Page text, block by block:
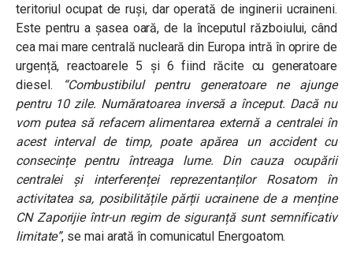
teritoriul ocupat de ruși, dar operată de inginerii ucraineni.
Este pentru a șasea oară, de la începutul războiului, când
cea mai mare centrală nucleară din Europa intră în oprire de
urgență, reactoarele 5 și 6 fiind răcite cu generatoare
diesel.
“Combustibilul pentru generatoare ne ajunge
pentru 10 zile. Număratoarea inversă a început. Dacă nu
vom putea să refacem alimentarea externă a centralei în
acest interval de timp, poate apărea un accident cu
consecințe pentru întreaga lume. Din cauza ocupării
centralei și interferenței reprezentanților Rosatom în
activitatea sa, posibilitățile părții ucrainene de a menține
CN Zaporijie într-un regim de siguranță sunt semnificativ
limitate”, se mai arată în comunicatul Energoatom.